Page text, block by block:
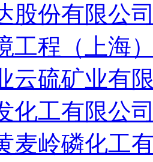
股份有限公
工程（上海
云硫矿业有
化工有限公
麦岭磷化工